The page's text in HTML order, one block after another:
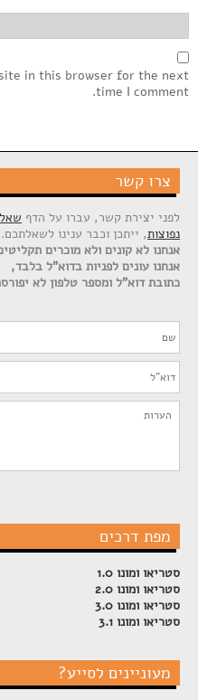
in this browser for the next
time I comment.
צרו קשר
לפני יצירת קשר, עברו על הדף
נפוצות, ייתכן וכבר ענינו
אנחנו לא קונים ולא מוכרים
אנחנו עונים לפניות בדוא"ל בלבד,
כתובת דוא"ל ומספר טלפון לא
מפת דרכים
סטריאו ומונו 1.0
סטריאו ומונו 2.0
סטריאו ומונו 3.0
סטריאו ומונו 3.1
מעוניינים לסייע?